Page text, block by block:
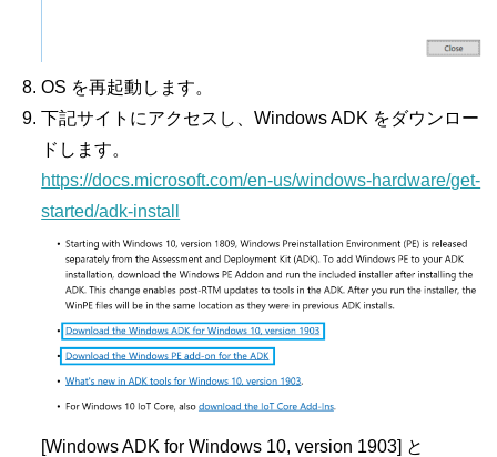
OS を再起動します。
下記サイトにアクセスし、Windows ADK をダウンロー
ドします。
https://docs.microsoft.com/en-us/windows-hardware/get-
started/adk-install
[Windows ADK for Windows 10, version 1903] と